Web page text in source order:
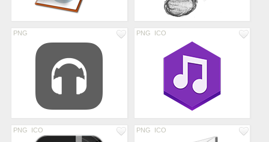
PNG PNG ICO
PNG ICO PNG ICO